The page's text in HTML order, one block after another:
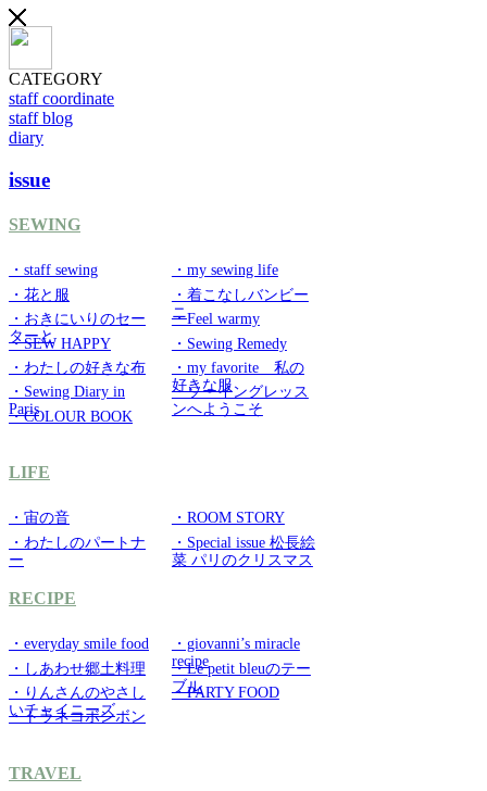
CATEGORY
staff coordinate
staff blog
diary
issue
SEWING
・staff sewing
・my sewing life
・花と服
・着こなしバンビー
ニ
・おきにいりのセー
ターと
・Feel warmy
・SEW HAPPY
・Sewing Remedy
・わたしの好きな布
・my favorite 私の
好きな服
・Sewing Diary in
Paris
・ソーイングレッス
ンへようこそ
・COLOUR BOOK
LIFE
・宙の音
・ROOM STORY
・わたしのパートナ
ー
・Special issue 松長絵
菜 パリのクリスマス
RECIPE
・everyday smile food
・giovanni’s miracle
recipe
・しあわせ郷土料理
・Le petit bleuのテー
ブル
・りんさんのやさし
いチャイニーズ
・PARTY FOOD
・トラネコボンボン
TRAVEL